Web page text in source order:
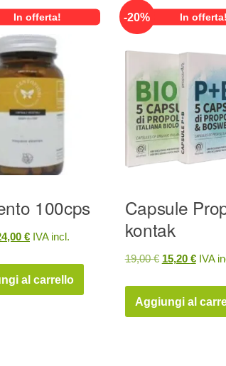
In offerta!
100cps
€Il
attuale
è:
IVA incl.
al carrello
-20% In offerta!
Capsule
kontak
19,00€ Il
originale
era:
15,20 €Il
attuale
è:
IVA
Aggiungi al